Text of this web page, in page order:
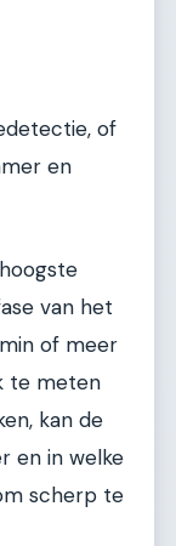
of
en
van het
of meer
te meten
kan de
en in welke
scherp te